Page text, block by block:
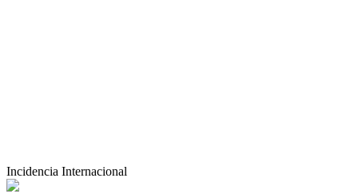
Incidencia Internacional